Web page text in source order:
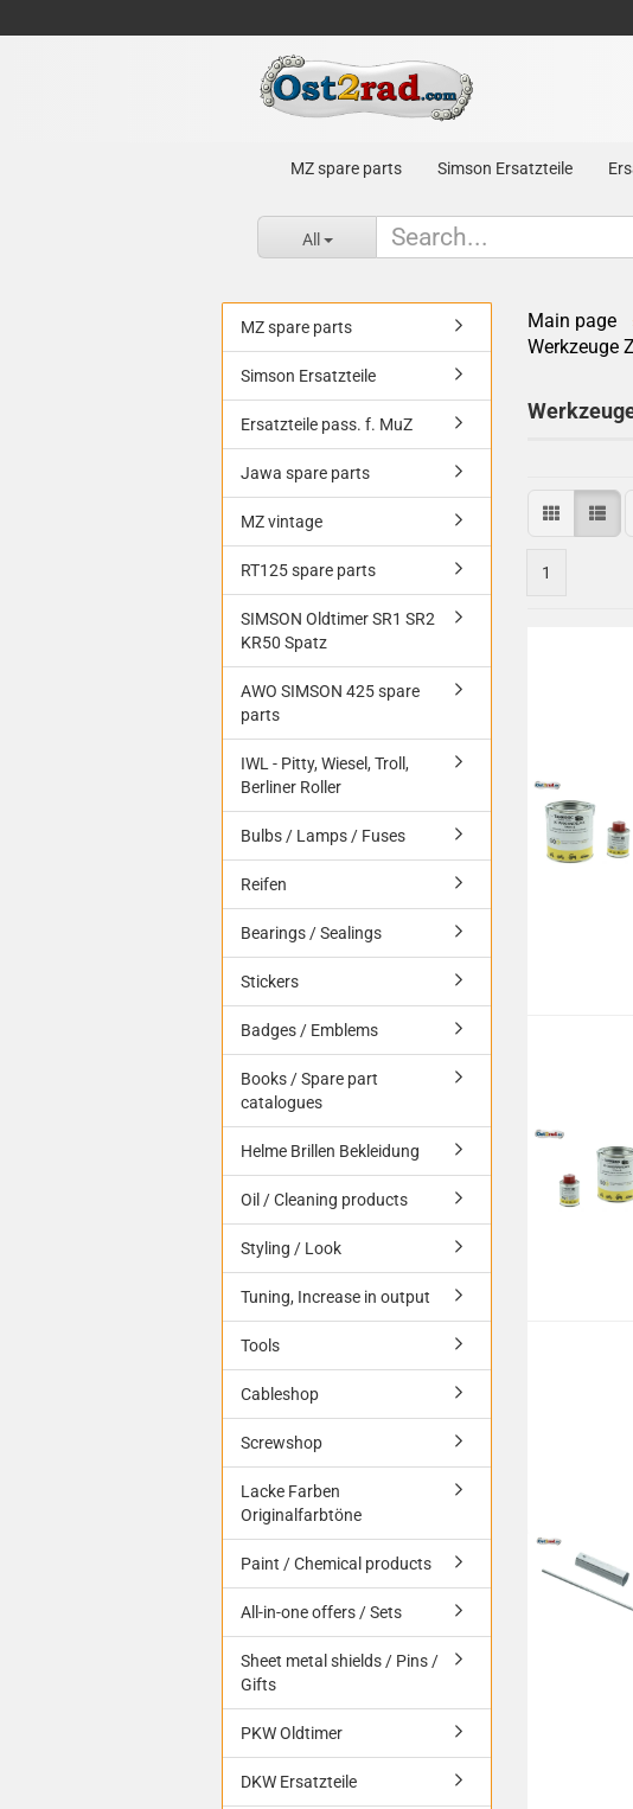
MZ spare parts Simson Ersatzteile
All
Main page
Werkzeuge
1
MZ spare parts
Simson Ersatzteile
Ersatzteile pass. f. MuZ
Jawa spare parts
MZ vintage
RT125 spare parts
SIMSON Oldtimer SR1 SR2
KR50 Spatz
AWO SIMSON 425 spare
parts
IWL - Pitty, Wiesel, Troll,
Berliner Roller
Bulbs / Lamps / Fuses
Reifen
Bearings / Sealings
Stickers
Badges / Emblems
Books / Spare part
catalogues
Helme Brillen Bekleidung
Oil / Cleaning products
Styling / Look
Tuning, Increase in output
Tools
Cableshop
Screwshop
Lacke Farben
Originalfarbtöne
Paint / Chemical products
All-in-one offers / Sets
Sheet metal shields / Pins /
Gifts
PKW Oldtimer
DKW Ersatzteile